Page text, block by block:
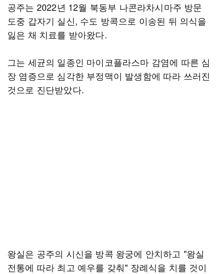
공주는 2022년 12월 북동부 나콘라차시마주 방문
도중 갑자기 실신, 수도 방콕으로 이송된 뒤 의식을
잃은 채 치료를 받아왔다.
그는 세균의 일종인 마이코플라스마 감염에 따른 심
장 염증으로 심각한 부정맥이 발생함에 따라 쓰러진
것으로 진단받았다.
왕실은 공주의 시신을 방콕 왕궁에 안치하고 "왕실
전통에 따라 최고 예우를 갖춰" 장례식을 치를 것이